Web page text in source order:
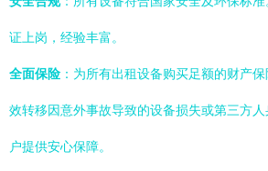
证上岗，经验丰富。
全面保险 ：为所有出租设备购买足额的财产
效转移因意外事故导致的设备损失或第三方
户提供安心保障。